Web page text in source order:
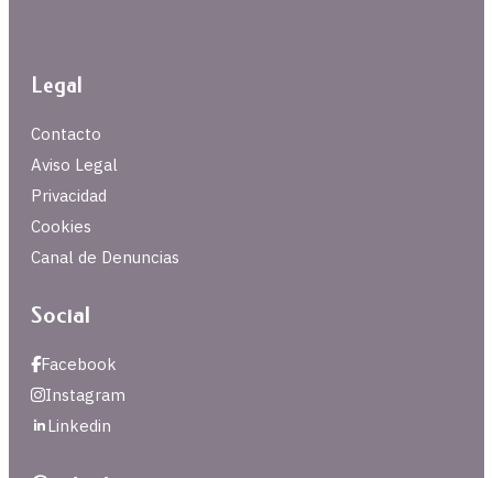
Legal
Contacto
Aviso Legal
Privacidad
Cookies
Canal de Denuncias
Social
Facebook
Instagram
Linkedin